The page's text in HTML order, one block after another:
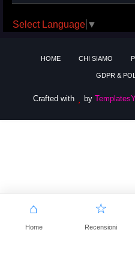
Select Language ▼
HOME CHI SIAMO
GDPR &
Crafted with by
⌂
Home
☆
Recensioni